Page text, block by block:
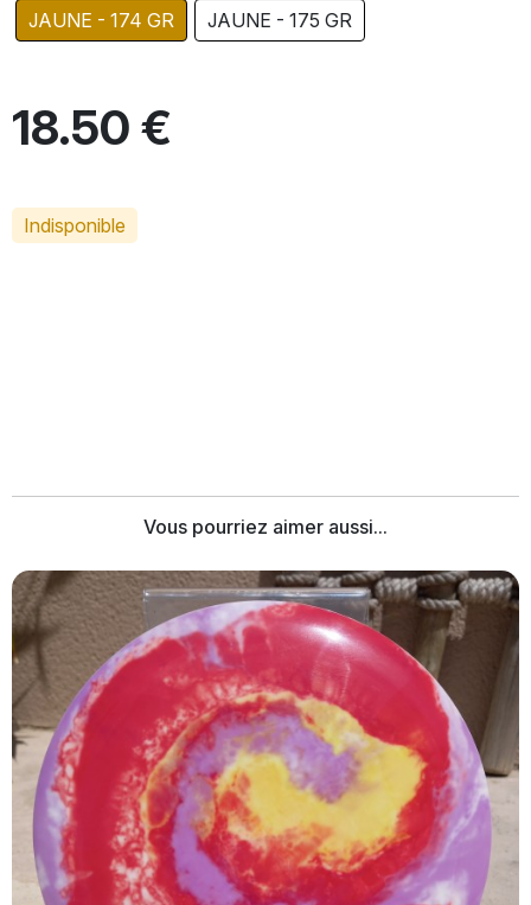
JAUNE - 174 GR JAUNE - 175 GR
18.50 €
Indisponible
Vous pourriez aimer aussi...